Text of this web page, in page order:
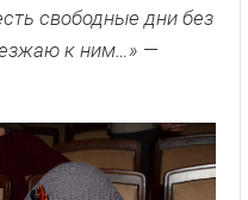
свободные дни без
к ним…» —